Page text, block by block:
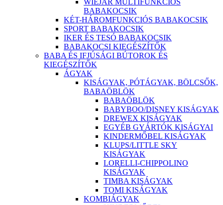
WIEJAR MULTIFUNKCIÓS
BABAKOCSIK
KÉT-HÁROMFUNKCIÓS BABAKOCSIK
SPORT BABAKOCSIK
IKER ÉS TESÓ BABAKOCSIK
BABAKOCSI KIEGÉSZÍTŐK
BABA ÉS IFJÚSÁGI BÚTOROK ÉS
KIEGÉSZÍTŐK
ÁGYAK
KISÁGYAK, PÓTÁGYAK, BÖLCSŐK,
BABAÖBLÖK
BABAÖBLÖK
BABYBOO/DISNEY KISÁGYAK
DREWEX KISÁGYAK
EGYÉB GYÁRTÓK KISÁGYAI
KINDERMŐBEL KISÁGYAK
KLUPS/LITTLE SKY
KISÁGYAK
LORELLI-CHIPPOLINO
KISÁGYAK
TIMBA KISÁGYAK
TOMI KISÁGYAK
KOMBIÁGYAK